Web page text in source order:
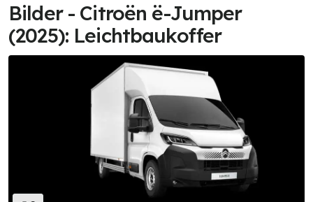
Bilder - Citroën ë-Jumper
(2025): Leichtbaukoffer